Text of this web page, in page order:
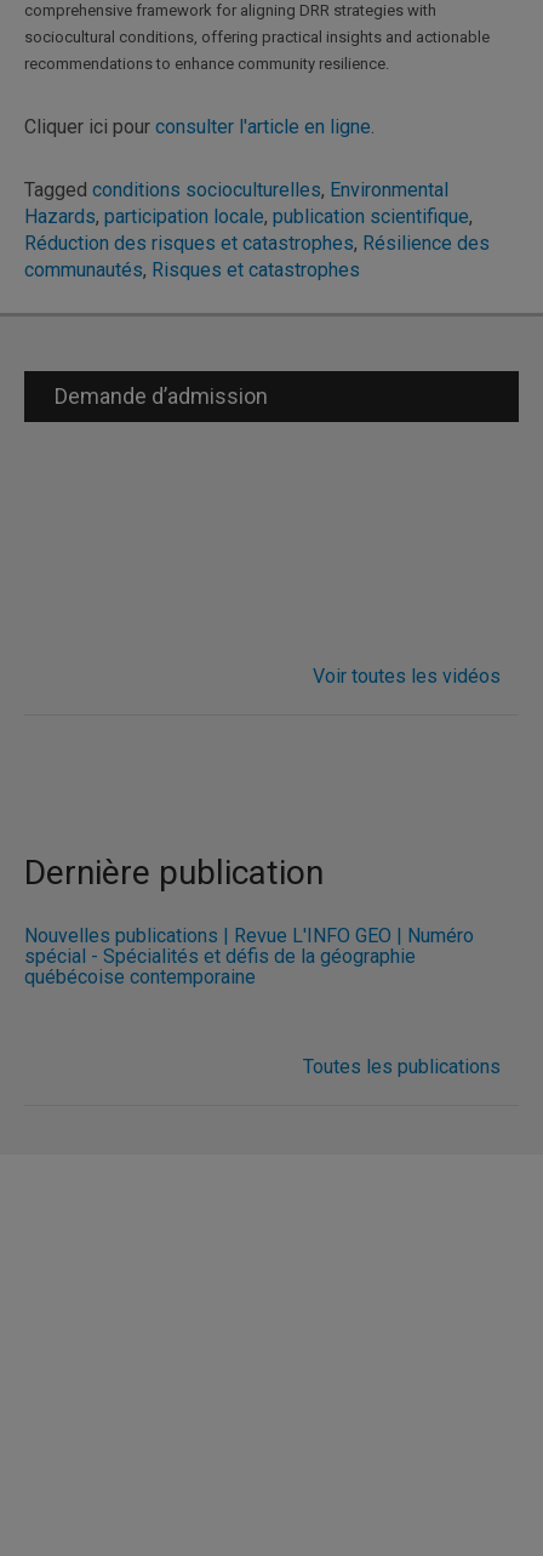
comprehensive framework for aligning DRR strategies with
sociocultural conditions, offering practical insights and actionable
recommendations to enhance community resilience.
Cliquer ici pour consulter l'article en ligne.
Tagged conditions socioculturelles, Environmental
Hazards, participation locale, publication scientifique,
Réduction des risques et catastrophes, Résilience des
communautés, Risques et catastrophes
Demande d’admission
Voir toutes les vidéos
Dernière publication
Nouvelles publications | Revue L'INFO GÉO | Numéro
spécial - Spécialités et défis de la géographie
québécoise contemporaine
Toutes les publications